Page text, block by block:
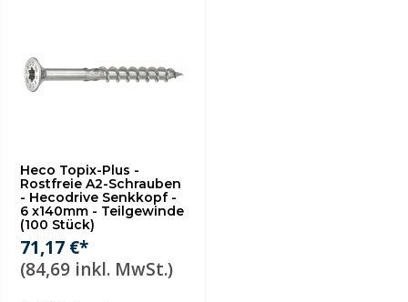
Heco Topix-Plus -
Rostfreie A2-Schrauben
- Hecodrive Senkkopf -
6 x140mm - Teilgewinde
(100 Stück)
71,17 €*
(84,69 inkl. MwSt.)